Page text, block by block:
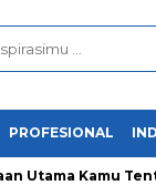
PROFESIONAL
Kamu